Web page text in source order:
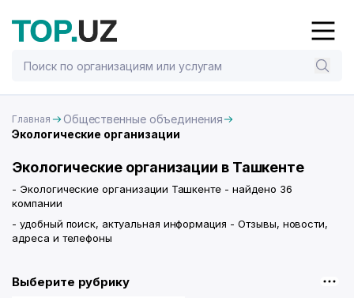
Главная
Общественные объединения
Экологические организации
Экологические организации в Ташкенте
- Экологические организации Ташкенте - найдено 36
компании
- удобный поиск, актуальная информация - Отзывы, новости,
адреса и телефоны
Выберите рубрику